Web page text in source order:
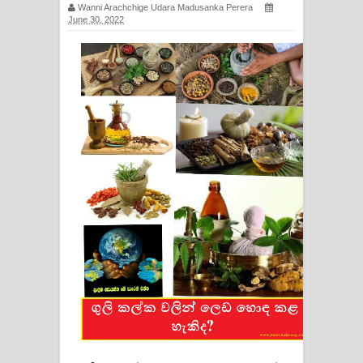
ගීතයේ පද පෙළ
Hoda sihiyen Song Lyrics - හොද
සිහියෙන් ගීතයේ පද පෙළ
Awanken Song Lyrics - අවංකෙන්
ගීතයේ පද පෙළ
Pa Sina Song Lyrics - පෑ සිනා ගීතයේ
පද පෙළ
Pemwanthiye Song Lyrics -
පෙම්වන්තියේ ගීතයේ පද පෙළ
Manobhawa Song Lyrics - මනෝභව
Wanni Arachchige Udara Madusanka Perera
June 30, 2022